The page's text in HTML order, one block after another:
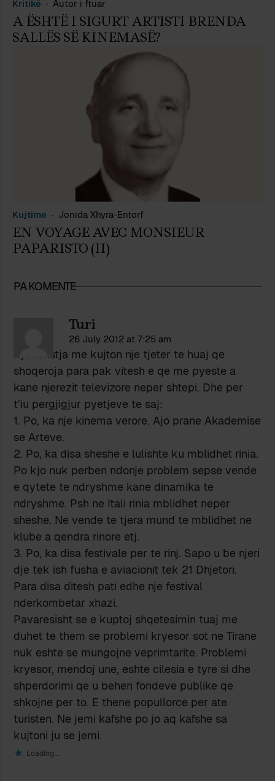
Kritikë Autor i ftuar
A ËSHTË I SIGURT ARTISTI BRENDA
SALLËS SË KINEMASË?
Kujtime Jonida Xhyra-Entorf
EN VOYAGE AVEC MONSIEUR
PAPARISTO (II)
PA KOMENTE
Turi
26 July 2012 at 7:25 am
Kjo turistja me kujton nje tjeter te huaj qe
shoqeroja para pak vitesh e qe me pyeste a
kane njerezit televizore neper shtepi. Dhe per
t’iu pergjigjur pyetjeve te saj:
1. Po, ka nje kinema verore. Ajo prane Akademise
se Arteve.
2. Po, ka disa sheshe e lulishte ku mblidhet rinia.
Po kjo nuk perben ndonje problem sepse vende
e qytete te ndryshme kane dinamika te
ndryshme. Psh ne Itali rinia mblidhet neper
sheshe. Ne vende te tjera mund te mblidhet ne
klube a qendra rinore etj.
3. Po, ka disa festivale per te rinj. Sapo u be njeri
dje tek ish fusha e aviacionit tek 21 Dhjetori.
Para disa ditesh pati edhe nje festival
nderkombetar xhazi.
Pavaresisht se e kuptoj shqetesimin tuaj me
duhet te them se problemi kryesor sot ne Tirane
nuk eshte se mungojne veprimtarite. Problemi
kryesor, mendoj une, eshte cilesia e tyre si dhe
shperdorimi qe u behen fondeve publike qe
shkojne per to. E thene popullorce per ate
turisten. Ne jemi kafshe po jo aq kafshe sa
kujtoni ju se jemi.
Loading...